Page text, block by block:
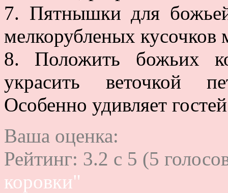
7. Пятнышки для
мелкорубленых кусочков
8. Положить божьих
украсить веточкой
Особенно удивляет
Ваша оценка:
Рейтинг: 3.2 c 5 (5
коровки"